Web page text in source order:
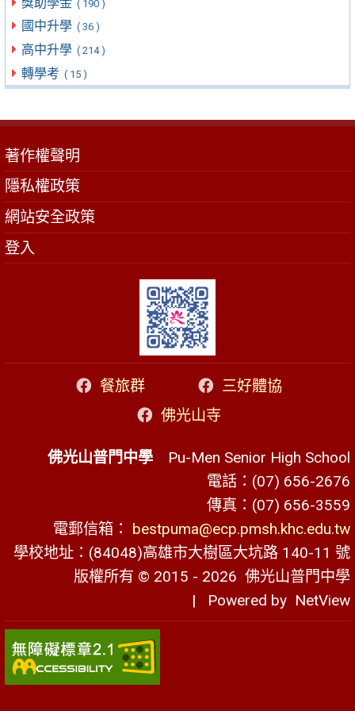
( 190 )
國中升學 ( 36 )
高中升學 ( 214 )
轉學考 ( 15 )
著作權聲明
隱私權政策
網站安全政策
登入
餐旅群
三好體協
佛光山寺
佛光山普門中學 Pu-Men Senior High School
電話：(07) 656-2676
傳真：(07) 656-3559
電郵信箱： bestpuma@ecp.pmsh.khc.edu.tw
學校地址：(84048)高雄市大樹區大坑路 140-11 號
版權所有 © 2015 - 2026 佛光山普門中學
| Powered by NetView